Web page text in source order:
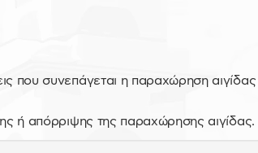
που συνεπάγεται η παραχώρηση αιγίδας
ή απόρριψης της παραχώρησης αιγίδας.